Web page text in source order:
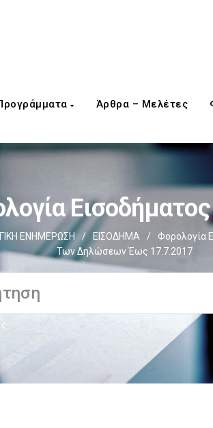
Άρθρα – Μελέτες
Εισοδήματος
ΕΝΗΜΕΡΩΣΗ / ΕΙΣΟΔΗΜΑ / Φορολογία
Των Δηλώσεων Έως 17.7.2017